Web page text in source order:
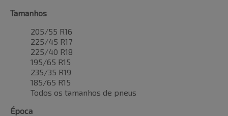
Tamanhos
205/55 R16
225/45 R17
225/40 R18
195/65 R15
235/35 R19
185/65 R15
Todos os tamanhos de pneus
Época